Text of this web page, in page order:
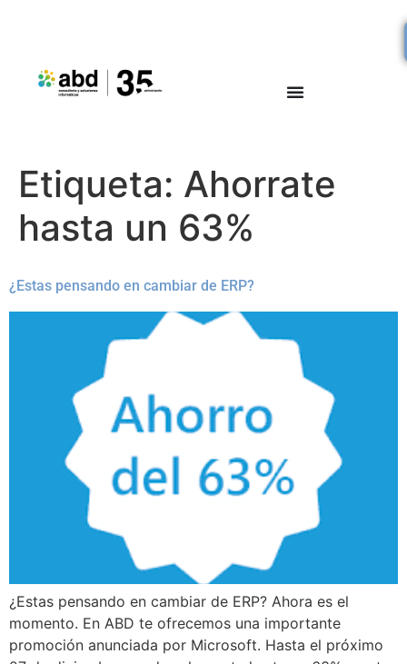
Etiqueta: Ahorrate
hasta un 63%
¿Estas pensando en cambiar de ERP?
¿Estas pensando en cambiar de ERP? Ahora es el
momento. En ABD te ofrecemos una importante
promoción anunciada por Microsoft. Hasta el próximo